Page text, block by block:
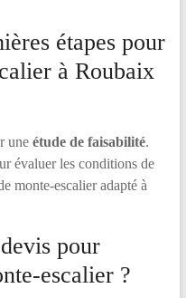
étapes pour
à Roubaix
une étude de faisabilité.
évaluer les conditions de
monte-escalier adapté à
pour
escalier ?